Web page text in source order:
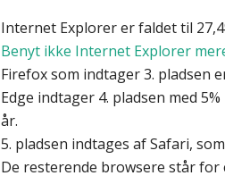
Internet Explorer er faldet til
Benyt ikke Internet Explorer
Firefox som indtager 3. pladsen
Edge indtager 4. pladsen med
år.
5. pladsen indtages af Safari,
De resterende browsere står for